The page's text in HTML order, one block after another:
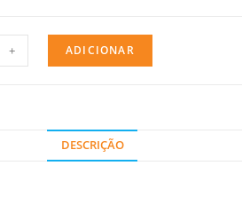
+ ADICIONAR
DESCRIÇÃO